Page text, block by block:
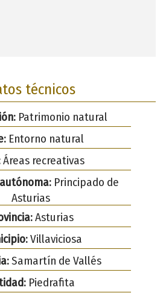
técnicos
Patrimonio natural
Entorno natural
Áreas recreativas
Principado de
Asturias
Asturias
Villaviciosa
Samartín de Vallés
Piedrafita